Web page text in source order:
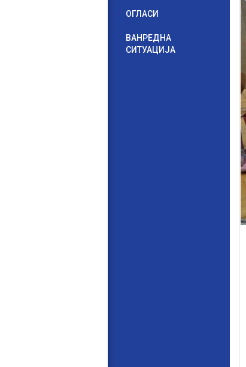
ОГЛАСИ
ВАНРЕДНА
СИТУАЦИЈА